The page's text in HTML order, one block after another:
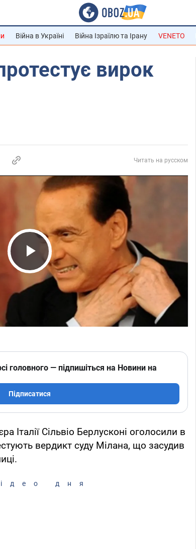
Війна в Україні Війна Ізраїлю та Ірану VENETO
вирок
Читать на русском
Play Video
головного — підпишіться на Новини на
Підписатися
Італії Сільвіо Берлусконі оголосили в
вердикт суду Мілана, що засудив
дня